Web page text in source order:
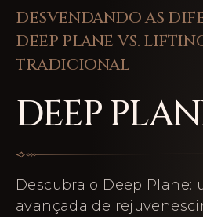
DESVENDANDO AS
DEEP PLANE VS.
TRADICIONAL
DEEP
Descubra o Deep Plane:
avançada de